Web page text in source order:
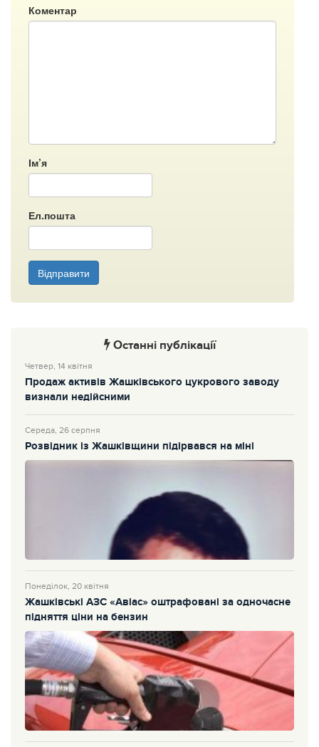
Коментар
Ім’я
Ел.пошта
Відправити
Останні публікації
Четвер, 14 квітня
Продаж активів Жашківського цукрового заводу
визнали недійсними
Середа, 26 серпня
Розвідник із Жашківщини підірвався на міні
Понеділок, 20 квітня
Жашківські АЗС «Авіас» оштрафовані за одночасне
підняття ціни на бензин